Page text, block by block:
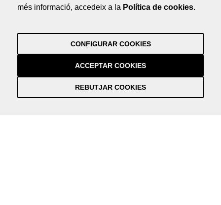
Política de Privacitat
més informació, accedeix a la Política de cookies.
CONFIGURAR COOKIES
REBUTJAR COOKIES
ACCEPTAR COOKIES